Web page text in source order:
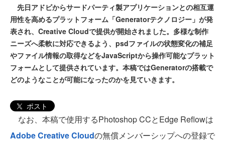
先日アドビからサードパーティ製アプリケーションとの相互運
用性を高めるプラットフォーム「Generatorテクノロジー」が発
表され、Creative Cloudで提供が開始されました。多様な制作
ニーズへ柔軟に対応できるよう、psdファイルの状態変化の補足
やファイル情報の取得などをJavaScriptから操作可能なプラット
フォームとして提供されています。本稿ではGeneratorの搭載で
どのようなことが可能になったのかを見ていきます。
ポスト
なお、本稿で使用するPhotoshop CCとEdge Reflowは
Adobe Creative Cloudの無償メンバーシップへの登録で